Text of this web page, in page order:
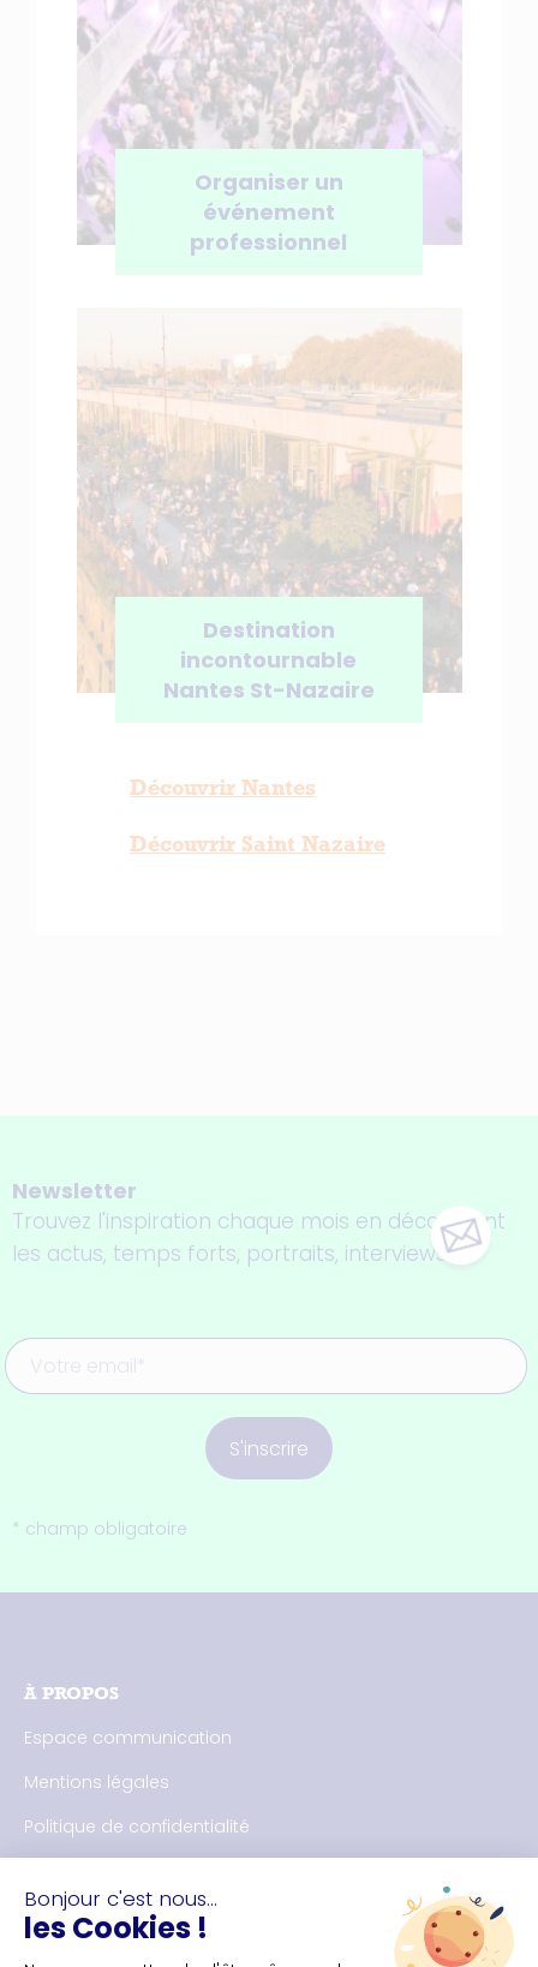
Organiser un
événement
professionnel
Destination
incontournable
Nantes St-Nazaire
Découvrir Nantes
Découvrir Saint Nazaire
Newsletter
Trouvez l'inspiration chaque mois en découvrant
les actus, temps forts, portraits, interviews...
S'inscrire
* champ obligatoire
À PROPOS
Espace communication
Mentions légales
Politique de confidentialité